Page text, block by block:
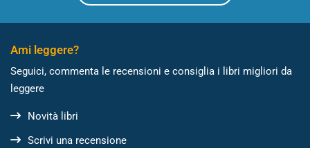
Ami leggere?
Seguici, commenta le recensioni e consiglia i libri migliori da
leggere
Novità libri
Scrivi una recensione